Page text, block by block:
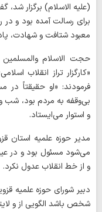
(علیه الاسلام) برگزار
برای رسالت آمده بود و در
معبود شتافت و شهادت،
حجت الاسلام
«کارگزار تراز انقلاب
فرمودند: «او حقیقتاً
بی‌وقفه به مردم بود، شب
و استوار می‌ایستاد.
مدیر حوزه علمیه استان
می‌شود مسئول بود و در
و از خط انقلاب عدول نکرد.
دبیر شورای حوزه علمیه
شخص باشد الگویی از و